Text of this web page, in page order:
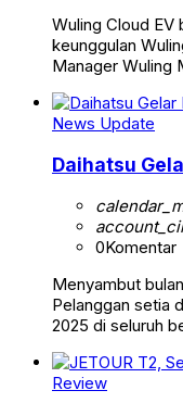
Wuling Cloud EV
keunggulan
Manager Wuling
News Update
Daihatsu
0Komentar
Menyambut
Pelanggan setia
2025 di seluruh
Review